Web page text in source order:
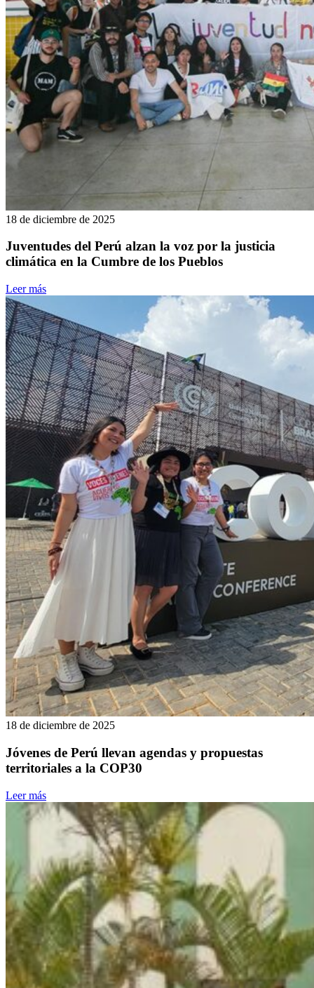
18 de diciembre de 2025
Juventudes del Perú alzan la voz por la justicia
climática en la Cumbre de los Pueblos
Leer más
18 de diciembre de 2025
Jóvenes de Perú llevan agendas y propuestas
territoriales a la COP30
Leer más